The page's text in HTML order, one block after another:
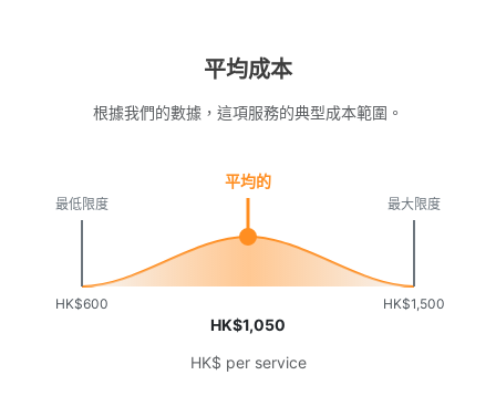
平均成本
根據我們的數據，這項服務的典型成本範圍。
HK$600
最低限度
HK$1,500
最大限度
平均的
HK$1,050
HK$ per service